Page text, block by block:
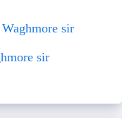
sir
sir